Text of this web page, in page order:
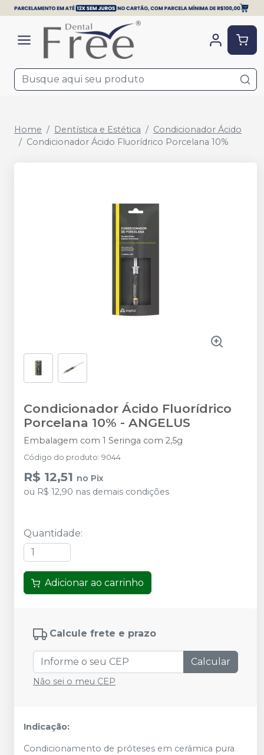
Home Dentística e Estética
Condicionador Ácido
Condicionador Ácido Fluorídrico Porcelana 10%
Condicionador Ácido Fluorídrico
Porcelana 10% - ANGELUS
Embalagem com 1 Seringa com 2,5g
Código do produto: 9044
R$ 12,51 no Pix
ou R$ 12,90 nas demais condições
Quantidade:
Adicionar ao carrinho
Calcule frete e prazo
Calcular
Não sei o meu CEP
Indicação:
Condicionamento de próteses em cerâmica pura